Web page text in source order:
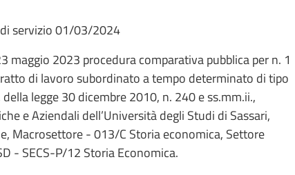
servizio 01/03/2024
maggio 2023 procedura comparativa pubblica per n. 1
di lavoro subordinato a tempo determinato di tipo
legge 30 dicembre 2010, n. 240 e ss.mm.ii.,
e Aziendali dell’Università degli Studi di Sassari,
Macrosettore - 013/C Storia economica, Settore
- SECS-P/12 Storia Economica.